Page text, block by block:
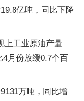
亿吨，同比下降
上工业原油产量
4月份放缓0.7个百
万吨，同比增